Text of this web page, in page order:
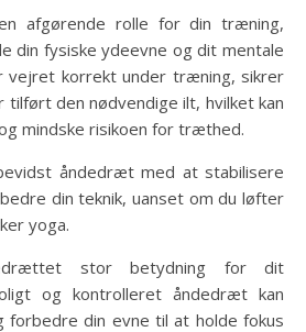
afgørende rolle for din træning,
din fysiske ydeevne og dit mentale
vejret korrekt under træning, sikrer
tilført den nødvendige ilt, hvilket kan
mindske risikoen for træthed.
åndedræt med at stabilisere
din teknik, uanset om du løfter
yoga.
stor betydning for dit
og kontrolleret åndedræt kan
din evne til at holde fokus